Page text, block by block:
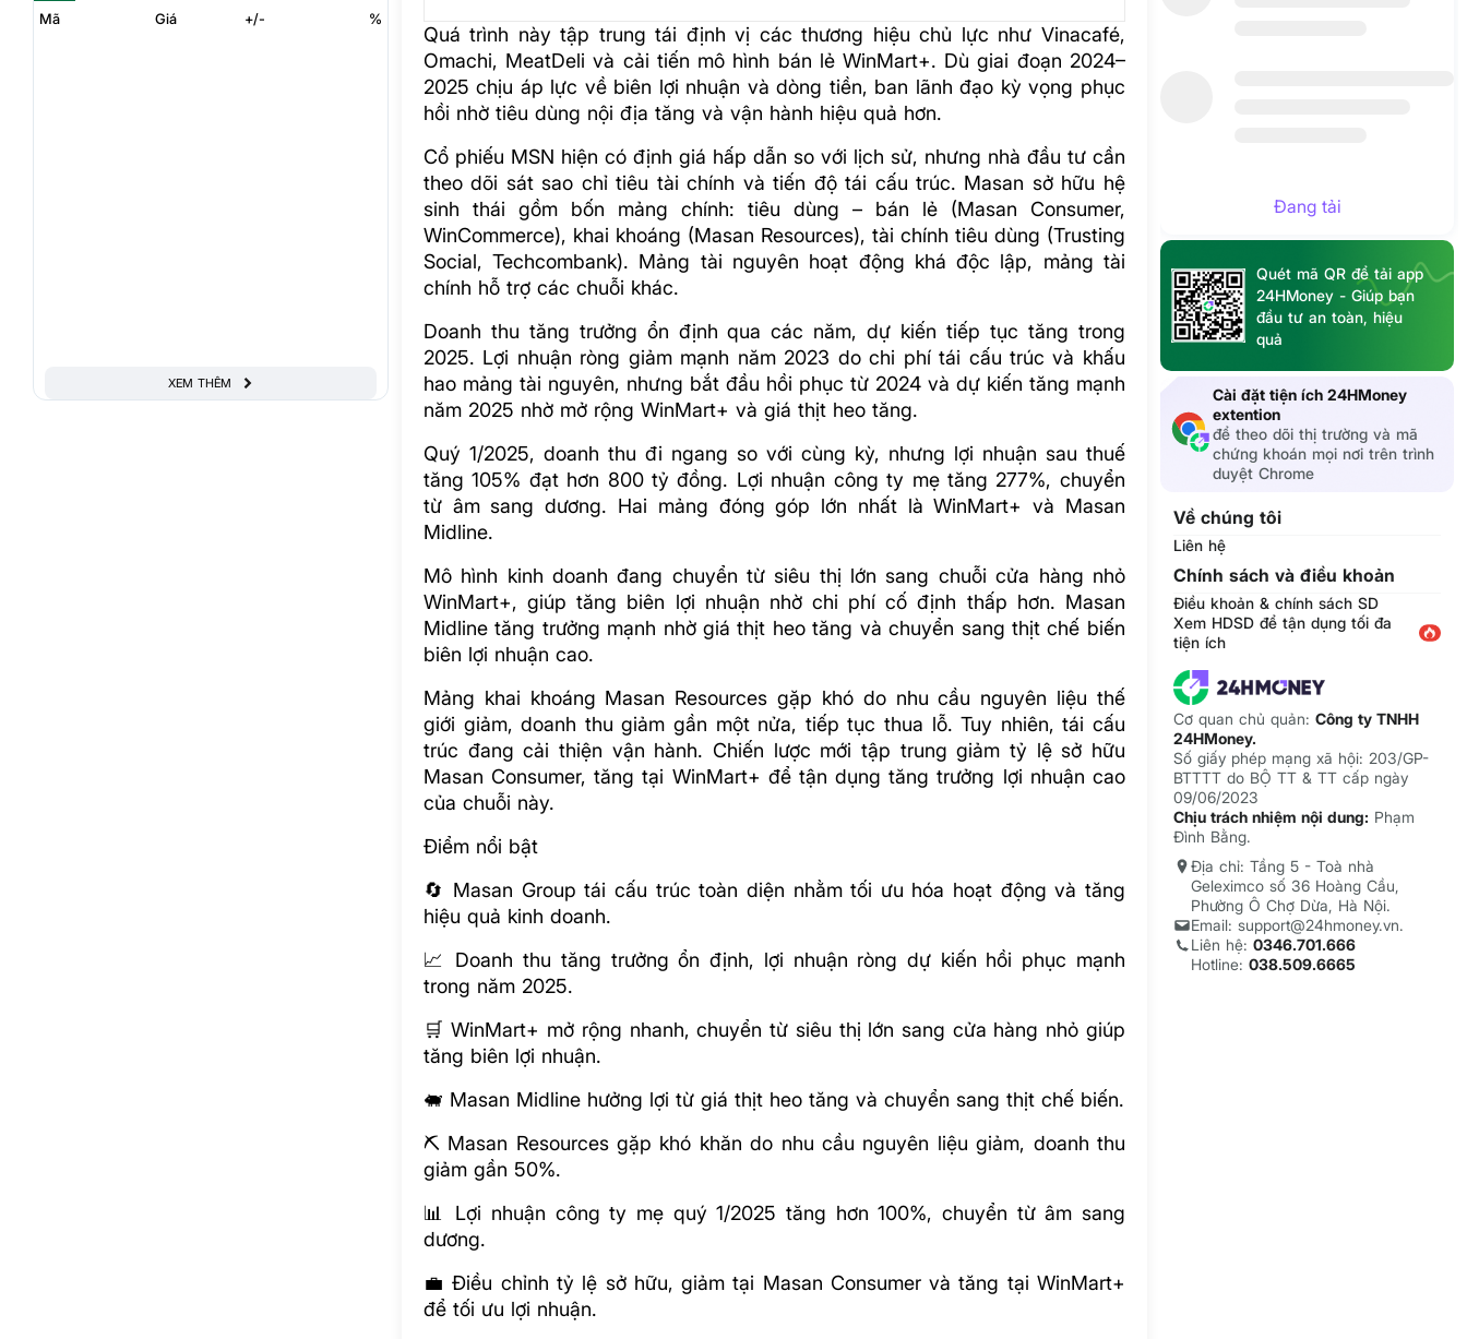
Mã Giá +/- %
XEM THÊM
Quá trình này tập trung tái định vị các thương hiệu chủ lực như Vinacafé,
Omachi, MeatDeli và cải tiến mô hình bán lẻ WinMart+. Dù giai đoạn 2024–
2025 chịu áp lực về biên lợi nhuận và dòng tiền, ban lãnh đạo kỳ vọng phục
hồi nhờ tiêu dùng nội địa tăng và vận hành hiệu quả hơn.
Cổ phiếu MSN hiện có định giá hấp dẫn so với lịch sử, nhưng nhà đầu tư cần
theo dõi sát sao chỉ tiêu tài chính và tiến độ tái cấu trúc. Masan sở hữu hệ
sinh thái gồm bốn mảng chính: tiêu dùng – bán lẻ (Masan Consumer,
WinCommerce), khai khoáng (Masan Resources), tài chính tiêu dùng (Trusting
Social, Techcombank). Mảng tài nguyên hoạt động khá độc lập, mảng tài
chính hỗ trợ các chuỗi khác.
Doanh thu tăng trưởng ổn định qua các năm, dự kiến tiếp tục tăng trong
2025. Lợi nhuận ròng giảm mạnh năm 2023 do chi phí tái cấu trúc và khấu
hao mảng tài nguyên, nhưng bắt đầu hồi phục từ 2024 và dự kiến tăng mạnh
năm 2025 nhờ mở rộng WinMart+ và giá thịt heo tăng.
Quý 1/2025, doanh thu đi ngang so với cùng kỳ, nhưng lợi nhuận sau thuế
tăng 105% đạt hơn 800 tỷ đồng. Lợi nhuận công ty mẹ tăng 277%, chuyển
từ âm sang dương. Hai mảng đóng góp lớn nhất là WinMart+ và Masan
Midline.
Mô hình kinh doanh đang chuyển từ siêu thị lớn sang chuỗi cửa hàng nhỏ
WinMart+, giúp tăng biên lợi nhuận nhờ chi phí cố định thấp hơn. Masan
Midline tăng trưởng mạnh nhờ giá thịt heo tăng và chuyển sang thịt chế biến
biên lợi nhuận cao.
Mảng khai khoáng Masan Resources gặp khó do nhu cầu nguyên liệu thế
giới giảm, doanh thu giảm gần một nửa, tiếp tục thua lỗ. Tuy nhiên, tái cấu
trúc đang cải thiện vận hành. Chiến lược mới tập trung giảm tỷ lệ sở hữu
Masan Consumer, tăng tại WinMart+ để tận dụng tăng trưởng lợi nhuận cao
của chuỗi này.
Điểm nổi bật
🔄 Masan Group tái cấu trúc toàn diện nhằm tối ưu hóa hoạt động và tăng
hiệu quả kinh doanh.
📈 Doanh thu tăng trưởng ổn định, lợi nhuận ròng dự kiến hồi phục mạnh
trong năm 2025.
🛒 WinMart+ mở rộng nhanh, chuyển từ siêu thị lớn sang cửa hàng nhỏ giúp
tăng biên lợi nhuận.
🐖 Masan Midline hưởng lợi từ giá thịt heo tăng và chuyển sang thịt chế biến.
⛏️ Masan Resources gặp khó khăn do nhu cầu nguyên liệu giảm, doanh thu
giảm gần 50%.
📊 Lợi nhuận công ty mẹ quý 1/2025 tăng hơn 100%, chuyển từ âm sang
dương.
💼 Điều chỉnh tỷ lệ sở hữu, giảm tại Masan Consumer và tăng tại WinMart+
để tối ưu lợi nhuận.
Đang tải
Quét mã QR để tải app
24HMoney - Giúp bạn
đầu tư an toàn, hiệu
quả
Cài đặt tiện ích 24HMoney
extention
để theo dõi thị trường và mã
chứng khoán mọi nơi trên trình
duyệt Chrome
Về chúng tôi
Liên hệ
Chính sách và điều khoản
Điều khoản & chính sách SD
Xem HDSD để tận dụng tối đa
tiện ích
Cơ quan chủ quản: Công ty TNHH
24HMoney.
Số giấy phép mạng xã hội: 203/GP-
BTTTT do BỘ TT & TT cấp ngày
09/06/2023
Chịu trách nhiệm nội dung: Phạm
Đình Bằng.
Địa chỉ: Tầng 5 - Toà nhà
Geleximco số 36 Hoàng Cầu,
Phường Ô Chợ Dừa, Hà Nội.
Email: support@24hmoney.vn.
Liên hệ: 0346.701.666
Hotline: 038.509.6665